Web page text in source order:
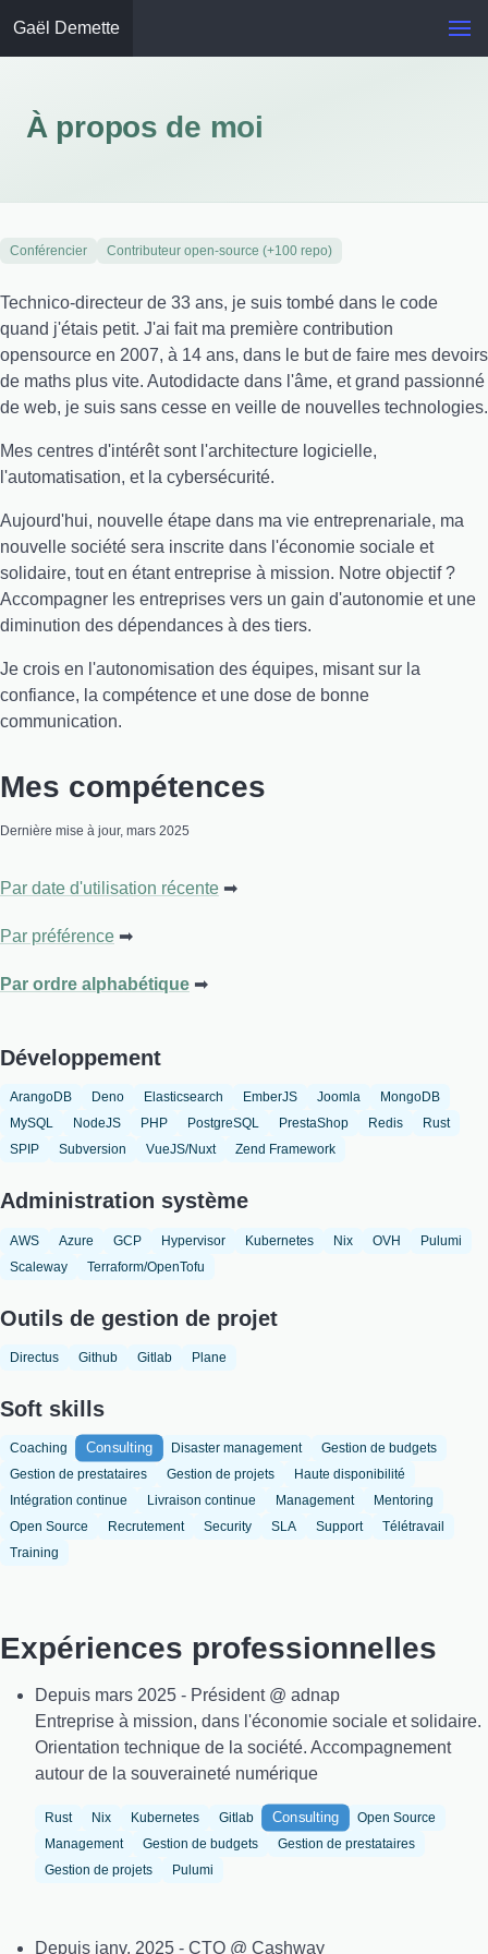
Gaël Demette
À propos de moi
Conférencier Contributeur open-source (+100 repo)
Technico-directeur de 33 ans, je suis tombé dans le code
quand j'étais petit. J'ai fait ma première contribution
opensource en 2007, à 14 ans, dans le but de faire mes devoirs
de maths plus vite. Autodidacte dans l'âme, et grand passionné
de web, je suis sans cesse en veille de nouvelles technologies.
Mes centres d'intérêt sont l'architecture logicielle,
l'automatisation, et la cybersécurité.
Aujourd'hui, nouvelle étape dans ma vie entreprenariale, ma
nouvelle société sera inscrite dans l'économie sociale et
solidaire, tout en étant entreprise à mission. Notre objectif ?
Accompagner les entreprises vers un gain d'autonomie et une
diminution des dépendances à des tiers.
Je crois en l'autonomisation des équipes, misant sur la
confiance, la compétence et une dose de bonne
communication.
Mes compétences
Dernière mise à jour, mars 2025
Par date d'utilisation récente
Par préférence
Par ordre alphabétique
Développement
ArangoDB Deno Elasticsearch EmberJS Joomla
MongoDB
MySQL
NodeJS PHP PostgreSQL PrestaShop Redis
Rust
SPIP
Subversion VueJS/Nuxt Zend Framework
Administration système
AWS Azure GCP Hypervisor Kubernetes Nix OVH
Pulumi
Scaleway
Terraform/OpenTofu
Outils de gestion de projet
Directus Github Gitlab Plane
Soft skills
Coaching Consulting Disaster management
Gestion de budgets
Gestion de prestataires
Gestion de projets
Haute disponibilité
Intégration continue
Livraison continue Management
Mentoring
Open Source
Recrutement Security SLA Support
Télétravail
Training
Expériences professionnelles
Depuis mars 2025 - Président @ adnap
Entreprise à mission, dans l'économie sociale et solidaire.
Orientation technique de la société. Accompagnement
autour de la souveraineté numérique
Rust Nix Kubernetes Gitlab Consulting
Open Source
Management
Gestion de budgets
Gestion de prestataires
Gestion de projets
Pulumi
Depuis janv. 2025 - CTO @ Cashway